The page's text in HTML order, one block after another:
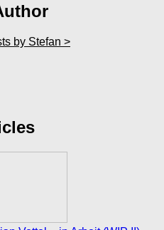
by Stefan >